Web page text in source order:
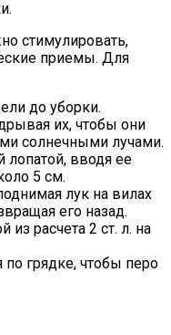
стимулировать,
приемы. Для
до уборки.
их, чтобы они
солнечными лучами.
вводя ее
5 см.
лук на вилах
его назад.
расчета 2 ст. л. на
по грядке, чтобы перо